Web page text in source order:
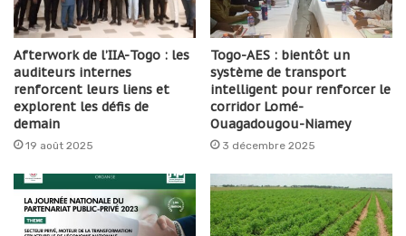
Afterwork de l’IIA-Togo : les
auditeurs internes
renforcent leurs liens et
explorent les défis de
demain
19 août 2025
Togo-AES : bientôt un
système de transport
intelligent pour renforcer le
corridor Lomé-
Ouagadougou-Niamey
3 décembre 2025